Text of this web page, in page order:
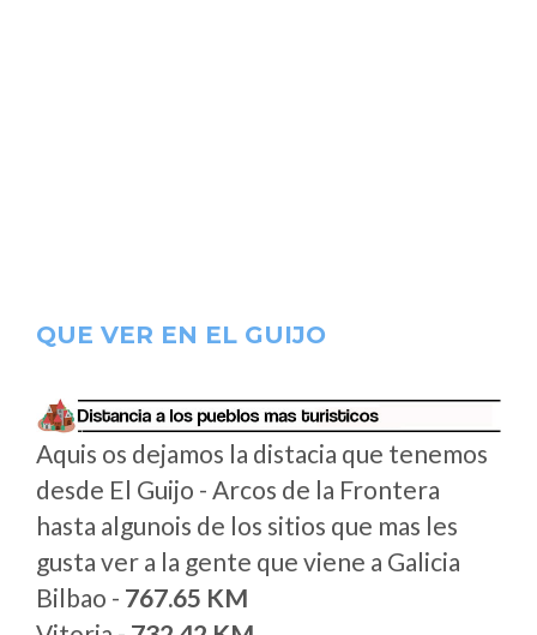
QUE VER EN EL GUIJO
Aquis os dejamos la distacia que tenemos
desde El Guijo - Arcos de la Frontera
hasta algunois de los sitios que mas les
gusta ver a la gente que viene a Galicia
Bilbao - 767.65 KM